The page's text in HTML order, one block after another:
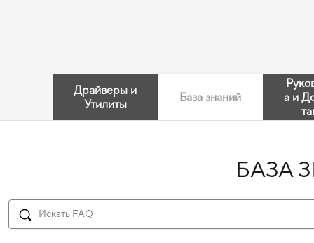
Драйверы и
Утилиты
База знаний
а и
БАЗА